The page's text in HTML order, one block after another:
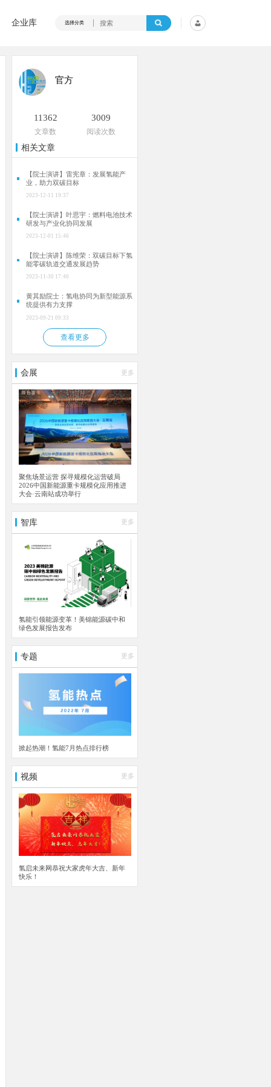
企业库 选择分类
官方
11362
文章数
3009
阅读次数
相关文章
【院士演讲】雷宪章：发展氢能产
业，助力双碳目标
2023-12-11 19:37
【院士演讲】叶思宇：燃料电池技术
研发与产业化协同发展
2023-12-01 15:46
【院士演讲】陈维荣：双碳目标下氢
能零碳轨道交通发展趋势
2023-11-30 17:40
黄其励院士：氢电协同为新型能源系
统提供有力支撑
2023-09-21 09:33
查看更多
会展 更多
聚焦场景运营 探寻规模化运营破局
2026中国新能源重卡规模化应用推进
大会·云南站成功举行
智库 更多
氢能引领能源变革！美锦能源碳中和
绿色发展报告发布
专题 更多
掀起热潮！氢能7月热点排行榜
视频 更多
氢启未来网恭祝大家虎年大吉、新年
快乐！